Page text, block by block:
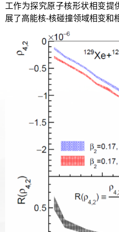
工作为探究原子核形状相变提
展了高能核-核碰撞领域相变和